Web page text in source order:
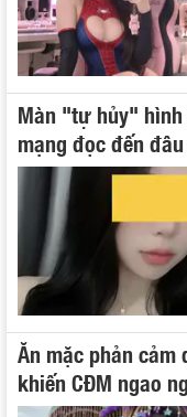
Màn "tự hủy" hình
mạng đọc đến
Ăn mặc phản
khiến CĐM ngao